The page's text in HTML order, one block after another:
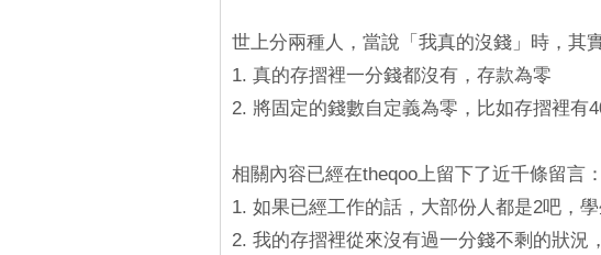
世上分兩種人，當說「我真的沒錢」時，其
1. 真的存摺裡一分錢都沒有，存款為零
2. 將固定的錢數自定義為零，比如存摺裡有
相關內容已經在theqoo上留下了近千條留言：
1. 如果已經工作的話，大部份人都是2吧，
2. 我的存摺裡從來沒有過一分錢不剩的狀況